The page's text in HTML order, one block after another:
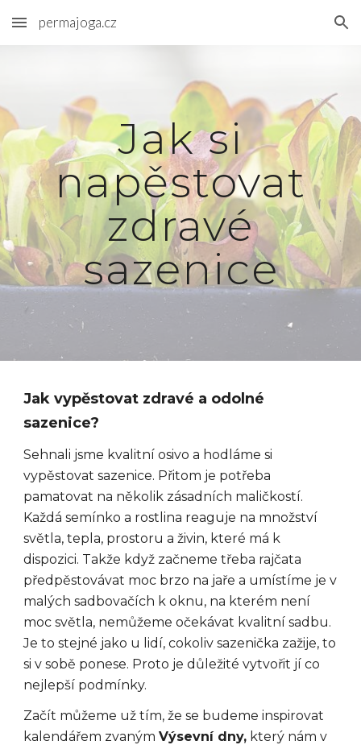
Skip to main content Skip to navigation
permajoga.cz
Jak si
napěstovat
zdravé
sazenice
Jak vypěstovat zdravé a odolné
sazenice?
Sehnali jsme kvalitní osivo a hodláme si
vypěstovat sazenice. Přitom je potřeba
pamatovat na několik zásadních maličkostí.
Každá semínko a rostlina reaguje na množství
světla, tepla, prostoru a živin, které má k
dispozici. Takže když začneme třeba rajčata
předpěstovávat moc brzo na jaře a umístíme je v
malých sadbovačích k oknu, na kterém není
moc světla, nemůžeme očekávat kvalitní sadbu.
Je to stejné jako u lidí, cokoliv sazenička zažije, to
si v sobě ponese. Proto je důležité vytvořit jí co
nejlepší podmínky.
Začít můžeme už tím, že se budeme inspirovat
kalendářem zvanýmVýsevní dny, který nám v